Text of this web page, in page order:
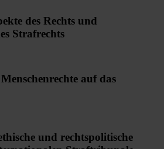
des Rechts und
Strafrechts
auf das
und rechtspolitische